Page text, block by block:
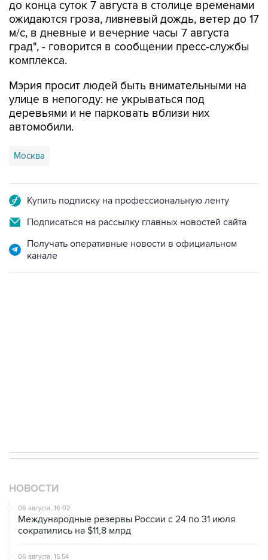
до конца суток 7 августа в столице временами
ожидаются гроза, ливневый дождь, ветер до 17
м/с, в дневные и вечерние часы 7 августа
град", - говорится в сообщении пресс-службы
комплекса.
Мэрия просит людей быть внимательными на
улице в непогоду: не укрываться под
деревьями и не парковать вблизи них
автомобили.
Москва
Купить подписку на профессиональную ленту
Подписаться на рассылку главных новостей сайта
Получать оперативные новости в официальном
канале